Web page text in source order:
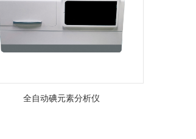
全自动碘元素分析仪